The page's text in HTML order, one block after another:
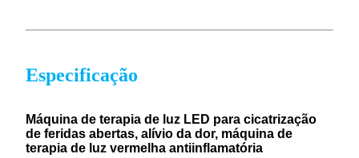
Especificação
Máquina de terapia de luz LED para cicatrização
de feridas abertas, alívio da dor, máquina de
terapia de luz vermelha antiinflamatória